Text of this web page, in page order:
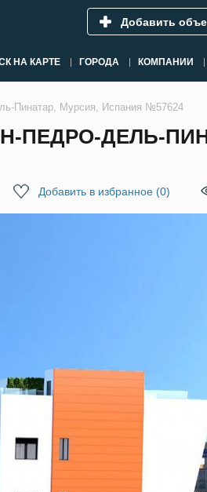
Добавить
НА КАРТЕ ГОРОДА КОМПАНИИ
Пинатар, Мурсия, Испания №57624
ПЕДРО-ДЕЛЬ-
Добавить в избранное (0)